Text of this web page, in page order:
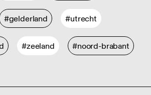
#gelderland #utrecht
#zeeland #noord-brabant